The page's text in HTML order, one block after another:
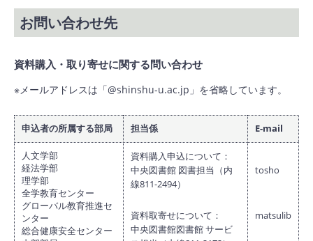
お問い合わせ先
資料購入・取り寄せに関する問い合わせ
※メールアドレスは「@shinshu-u.ac.jp」を省略しています。
申込者の所属する部局 担当係 E-mail
人文学部
経法学部
理学部
全学教育センター
グローバル教育推進セ
ンター
総合健康安全センター
資料購入申込について：
中央図書館 図書担当（内
線811-2494）
資料取寄せについて：
中央図書館図書館 サービ
tosho
matsulib